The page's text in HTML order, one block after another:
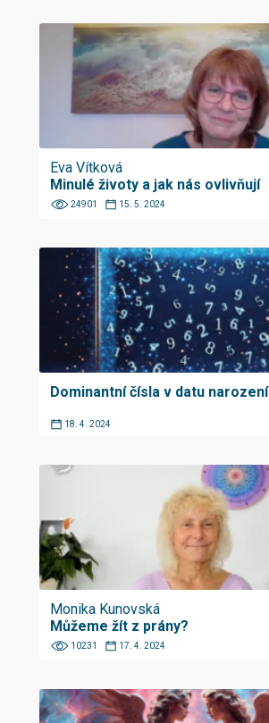
Eva Vítková
Minulé životy a jak nás ovlivňují
24901 15. 5. 2024
Dominantní čísla v datu narození
18. 4. 2024
Monika Kunovská
Můžeme žít z prány?
10231 17. 4. 2024